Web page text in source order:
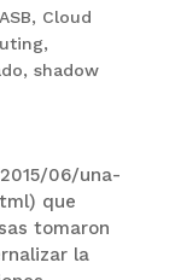
, Cloud
,
, shadow
06/una-
que
tomaron
la